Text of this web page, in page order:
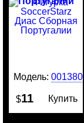
Модель:0013801
$11 Купить